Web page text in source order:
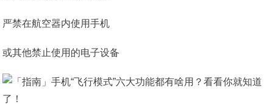
严禁在航空器内使用手机
或其他禁止使用的电子设备